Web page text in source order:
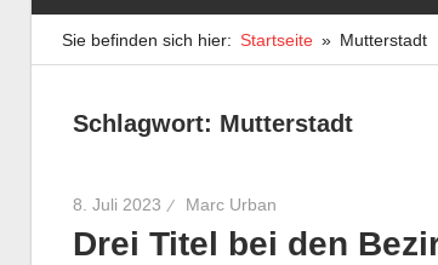
Frankenthal
Sie befinden sich hier: Startseite Mutterstadt
Schlagwort: Mutterstadt
8. Juli 2023 Marc Urban
Drei Titel bei den